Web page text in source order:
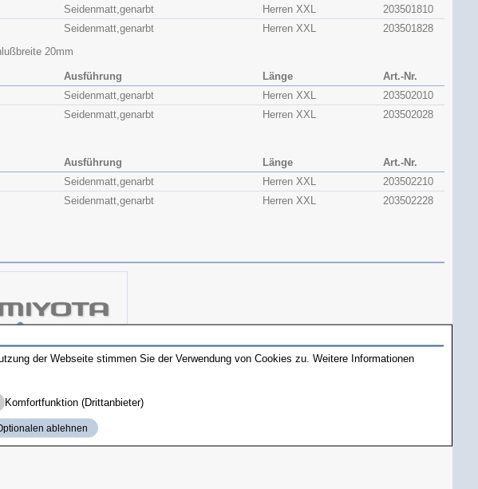
Seidenmatt,genarbt Herren XXL
203501810
Seidenmatt,genarbt Herren XXL
203501828
20mm
Ausführung Länge
Art.-Nr.
Seidenmatt,genarbt Herren XXL
203502010
Seidenmatt,genarbt Herren XXL 203502028
Ausführung Länge
Art.-Nr.
Seidenmatt,genarbt Herren XXL
203502210
Seidenmatt,genarbt Herren XXL 203502228
Sortimente
der Webseite stimmen Sie der Verwendung von Cookies zu. Weitere Informationen
Komfortfunktion (Drittanbieter)
ablehnen